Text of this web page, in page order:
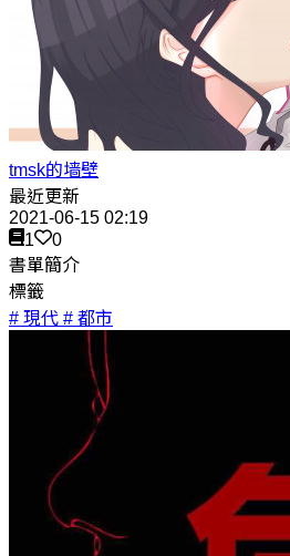
tmsk的墙壁
最近更新
2021-06-15 02:19
1
0
書單簡介
標籤
# 現代 # 都市